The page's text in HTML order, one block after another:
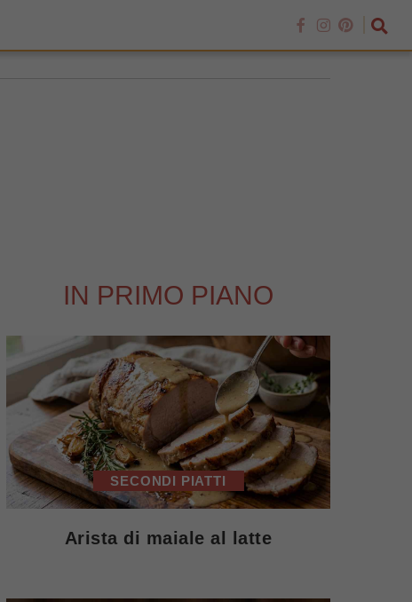
IN PRIMO PIANO
SECONDI PIATTI
Arista di maiale al latte